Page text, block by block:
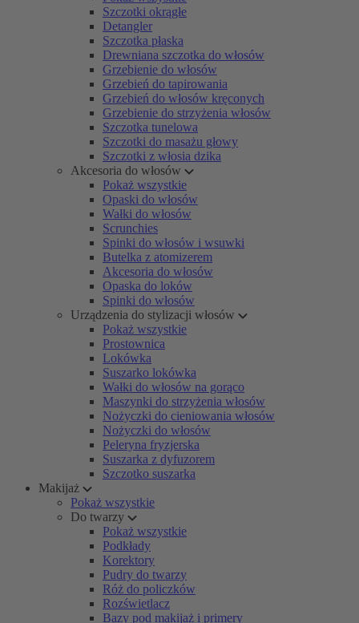
Szczotki okrągłe
Detangler
Szczotka płaska
Drewniana szczotka do włosów
Grzebienie do włosów
Grzebień do tapirowania
Grzebień do włosów kręconych
Grzebienie do strzyżenia włosów
Szczotka tunelowa
Szczotki do masażu głowy
Szczotki z włosia dzika
Akcesoria do włosów
Pokaż wszystkie
Opaski do włosów
Wałki do włosów
Scrunchies
Spinki do włosów i wsuwki
Butelka z atomizerem
Akcesoria do włosów
Opaska do loków
Spinki do włosów
Urządzenia do stylizacji włosów
Pokaż wszystkie
Prostownica
Lokówka
Suszarko lokówka
Wałki do włosów na gorąco
Maszynki do strzyżenia włosów
Nożyczki do cieniowania włosów
Nożyczki do włosów
Peleryna fryzjerska
Suszarka z dyfuzorem
Szczotko suszarka
Makijaż
Pokaż wszystkie
Do twarzy
Pokaż wszystkie
Podkłady
Korektory
Pudry do twarzy
Róż do policzków
Rozświetlacz
Bazy pod makijaż i primery